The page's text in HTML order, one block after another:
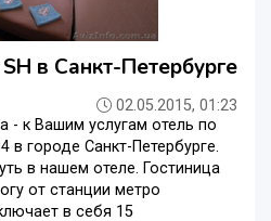
в Санкт-Петербурге
02.05.2015, 01:23
- к Вашим услугам отель по
в городе Санкт-Петербурге.
в нашем отеле. Гостиница
от станции метро
в себя 15